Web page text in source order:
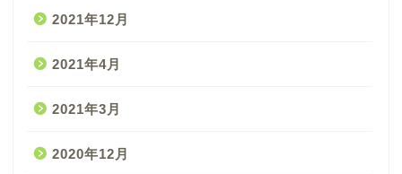
2021年12月
2021年4月
2021年3月
2020年12月